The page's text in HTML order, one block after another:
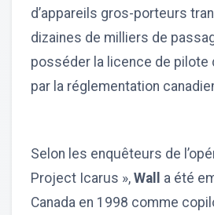
d’appareils gros-porteurs
dizaines de milliers de
posséder la licence de pilote
par la réglementation
Selon les enquêteurs de
Project Icarus », Wall a été
Canada en 1998 comme